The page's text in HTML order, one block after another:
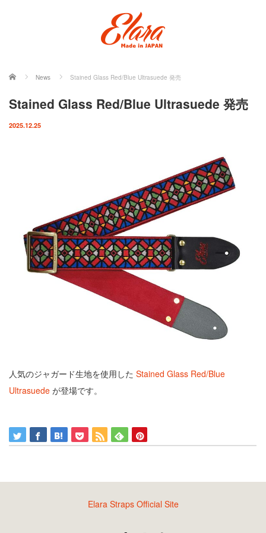
ホーム News Stained Glass Red/Blue Ultrasuede 発売
Stained Glass Red/Blue Ultrasuede 発売
2025.12.25
人気のジャガード生地を使用した Stained Glass Red/Blue
Ultrasuede が登場です。
Elara Straps Official Site